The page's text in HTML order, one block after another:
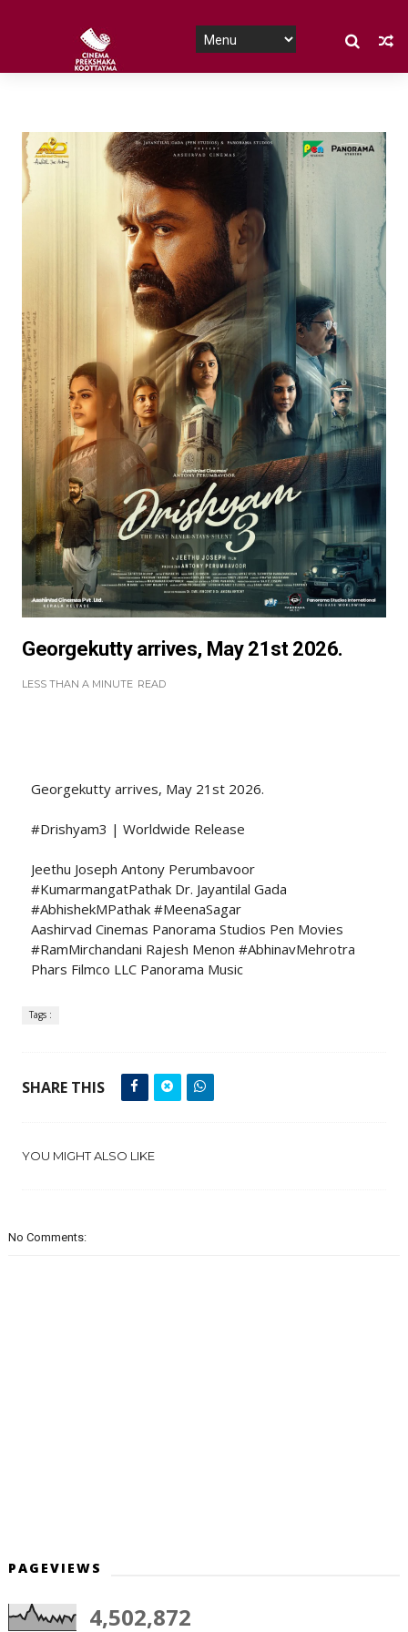
Georgekutty arrives, May 21st 2026.
LESS THAN A MINUTE READ
Georgekutty arrives, May 21st 2026.
#Drishyam3 | Worldwide Release
Jeethu Joseph Antony Perumbavoor
#KumarmangatPathak Dr. Jayantilal Gada
#AbhishekMPathak #MeenaSagar
Aashirvad Cinemas Panorama Studios Pen Movies
#RamMirchandani Rajesh Menon #AbhinavMehrotra
Phars Filmco LLC Panorama Music
Tags :
SHARE THIS
YOU MIGHT ALSO LIKE
No Comments:
PAGEVIEWS
4,502,872